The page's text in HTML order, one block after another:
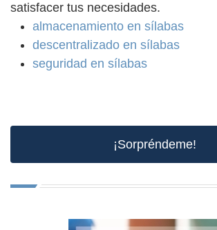
satisfacer tus necesidades.
almacenamiento en sílabas
descentralizado en sílabas
seguridad en sílabas
¡Sorpréndeme!